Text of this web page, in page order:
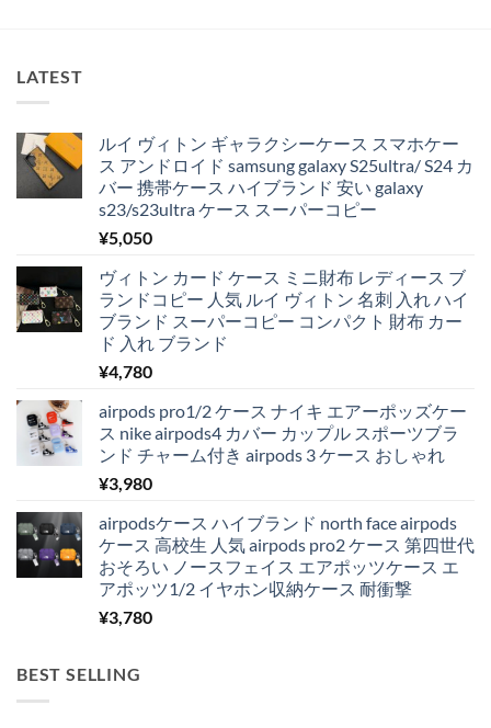
LATEST
ルイ ヴィトン ギャラクシーケース スマホケー
ス アンドロイド samsung galaxy S25ultra/ S24 カ
バー 携帯ケース ハイブランド 安い galaxy
s23/s23ultra ケース スーパーコピー
¥5,050
ヴィトン カード ケース ミニ財布 レディース ブ
ランドコピー 人気 ルイ ヴィトン 名刺 入れ ハイ
ブランド スーパーコピー コンパクト 財布 カー
ド 入れ ブランド
¥4,780
airpods pro1/2 ケース ナイキ エアーポッズケー
ス nike airpods4 カバー カップル スポーツブラ
ンド チャーム付き airpods 3 ケース おしゃれ
¥3,980
airpodsケース ハイブランド north face airpods
ケース 高校生 人気 airpods pro2 ケース 第四世代
おそろい ノースフェイス エアポッツケース エ
アポッツ1/2 イヤホン収納ケース 耐衝撃
¥3,780
BEST SELLING